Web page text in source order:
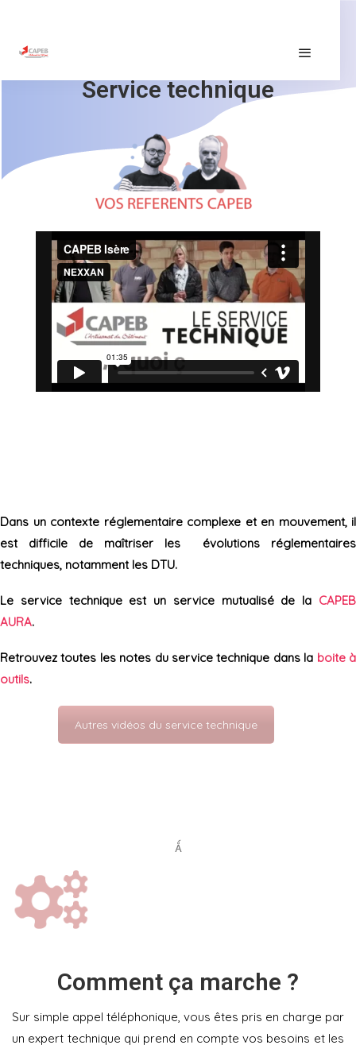
Service technique
Dans un contexte réglementaire complexe et en mouvement, il
est difficile de maîtriser les évolutions réglementaires
techniques, notamment les DTU.
Le service technique est un service mutualisé de la CAPEB
AURA.
Retrouvez toutes les notes du service technique dans la boite à
outils.
Autres vidéos du service technique
Comment ça marche ?
Sur simple appel téléphonique, vous êtes pris en charge par
un expert technique qui prend en compte vos besoins et les